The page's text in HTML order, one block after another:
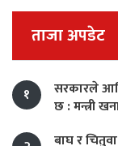
ताजा अपडेट
१
सरकारले
छ : मन्त्री
बाघ र